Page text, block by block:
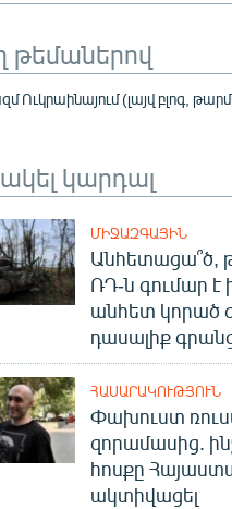
թեմաներով
Ուկրաինայում (լայվ բլոգ,
կարդալ
ՄԻՋԱԶԳԱՅԻՆ
Անհետացա՞ծ,
ՌԴ-ն գումար է
անհետ կորած
դասալիք
ՀԱՍԱՐԱԿՈՒԹՅՈՒՆ
Փախուստ
զորամասից.
հոսքը
ակտիվացել